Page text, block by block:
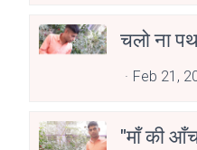
चलो ना
Feb 21,
"माँ की